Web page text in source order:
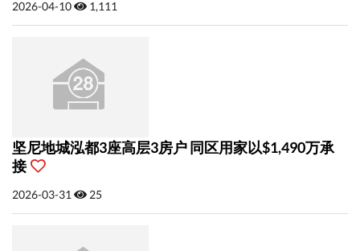
2026-04-10 1,111
坚尼地城泓都3座高层3房户 同区用家以$1,490万承
接
2026-03-31 25